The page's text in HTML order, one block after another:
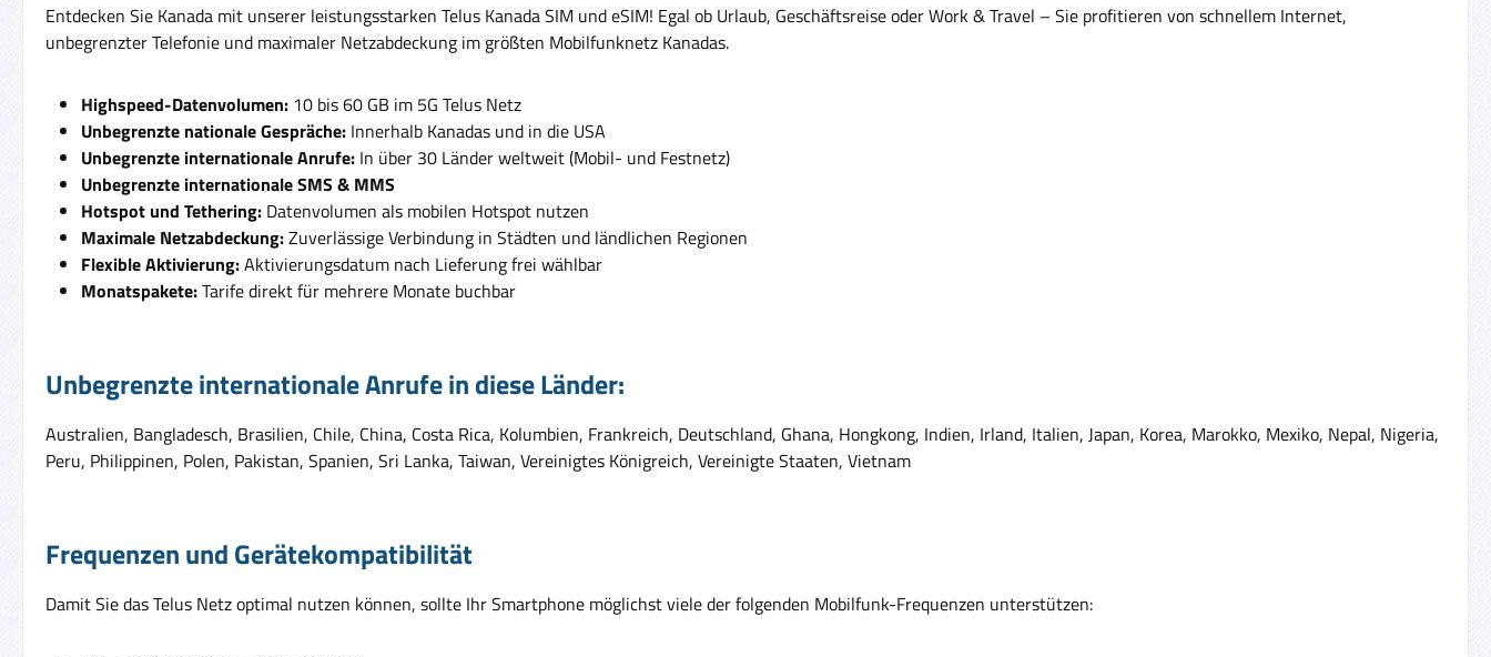
Entdecken Sie Kanada mit unserer leistungsstarken Telus Kanada SIM und eSIM! Egal ob Urlaub, Geschäftsreise oder Work & Travel – Sie profitieren von schnellem Internet,
unbegrenzter Telefonie und maximaler Netzabdeckung im größten Mobilfunknetz Kanadas.
Highspeed-Datenvolumen: 10 bis 60 GB im 5G Telus Netz
Unbegrenzte nationale Gespräche: Innerhalb Kanadas und in die USA
Unbegrenzte internationale Anrufe: In über 30 Länder weltweit (Mobil- und Festnetz)
Unbegrenzte internationale SMS & MMS
Hotspot und Tethering: Datenvolumen als mobilen Hotspot nutzen
Maximale Netzabdeckung:Zuverlässige Verbindung in Städten und ländlichen Regionen
Flexible Aktivierung:Aktivierungsdatum nach Lieferung frei wählbar
Monatspakete:Tarife direkt für mehrere Monate buchbar
Unbegrenzte internationale Anrufe in diese Länder:
Australien, Bangladesch, Brasilien, Chile, China, Costa Rica, Kolumbien, Frankreich, Deutschland, Ghana, Hongkong, Indien, Irland, Italien, Japan, Korea, Marokko, Mexiko, Nepal, Nigeria,
Peru, Philippinen, Polen, Pakistan, Spanien, Sri Lanka, Taiwan, Vereinigtes Königreich, Vereinigte Staaten, Vietnam
Frequenzen und Gerätekompatibilität
Damit Sie das Telus Netz optimal nutzen können, sollte Ihr Smartphone möglichst viele der folgenden Mobilfunk-Frequenzen unterstützen: